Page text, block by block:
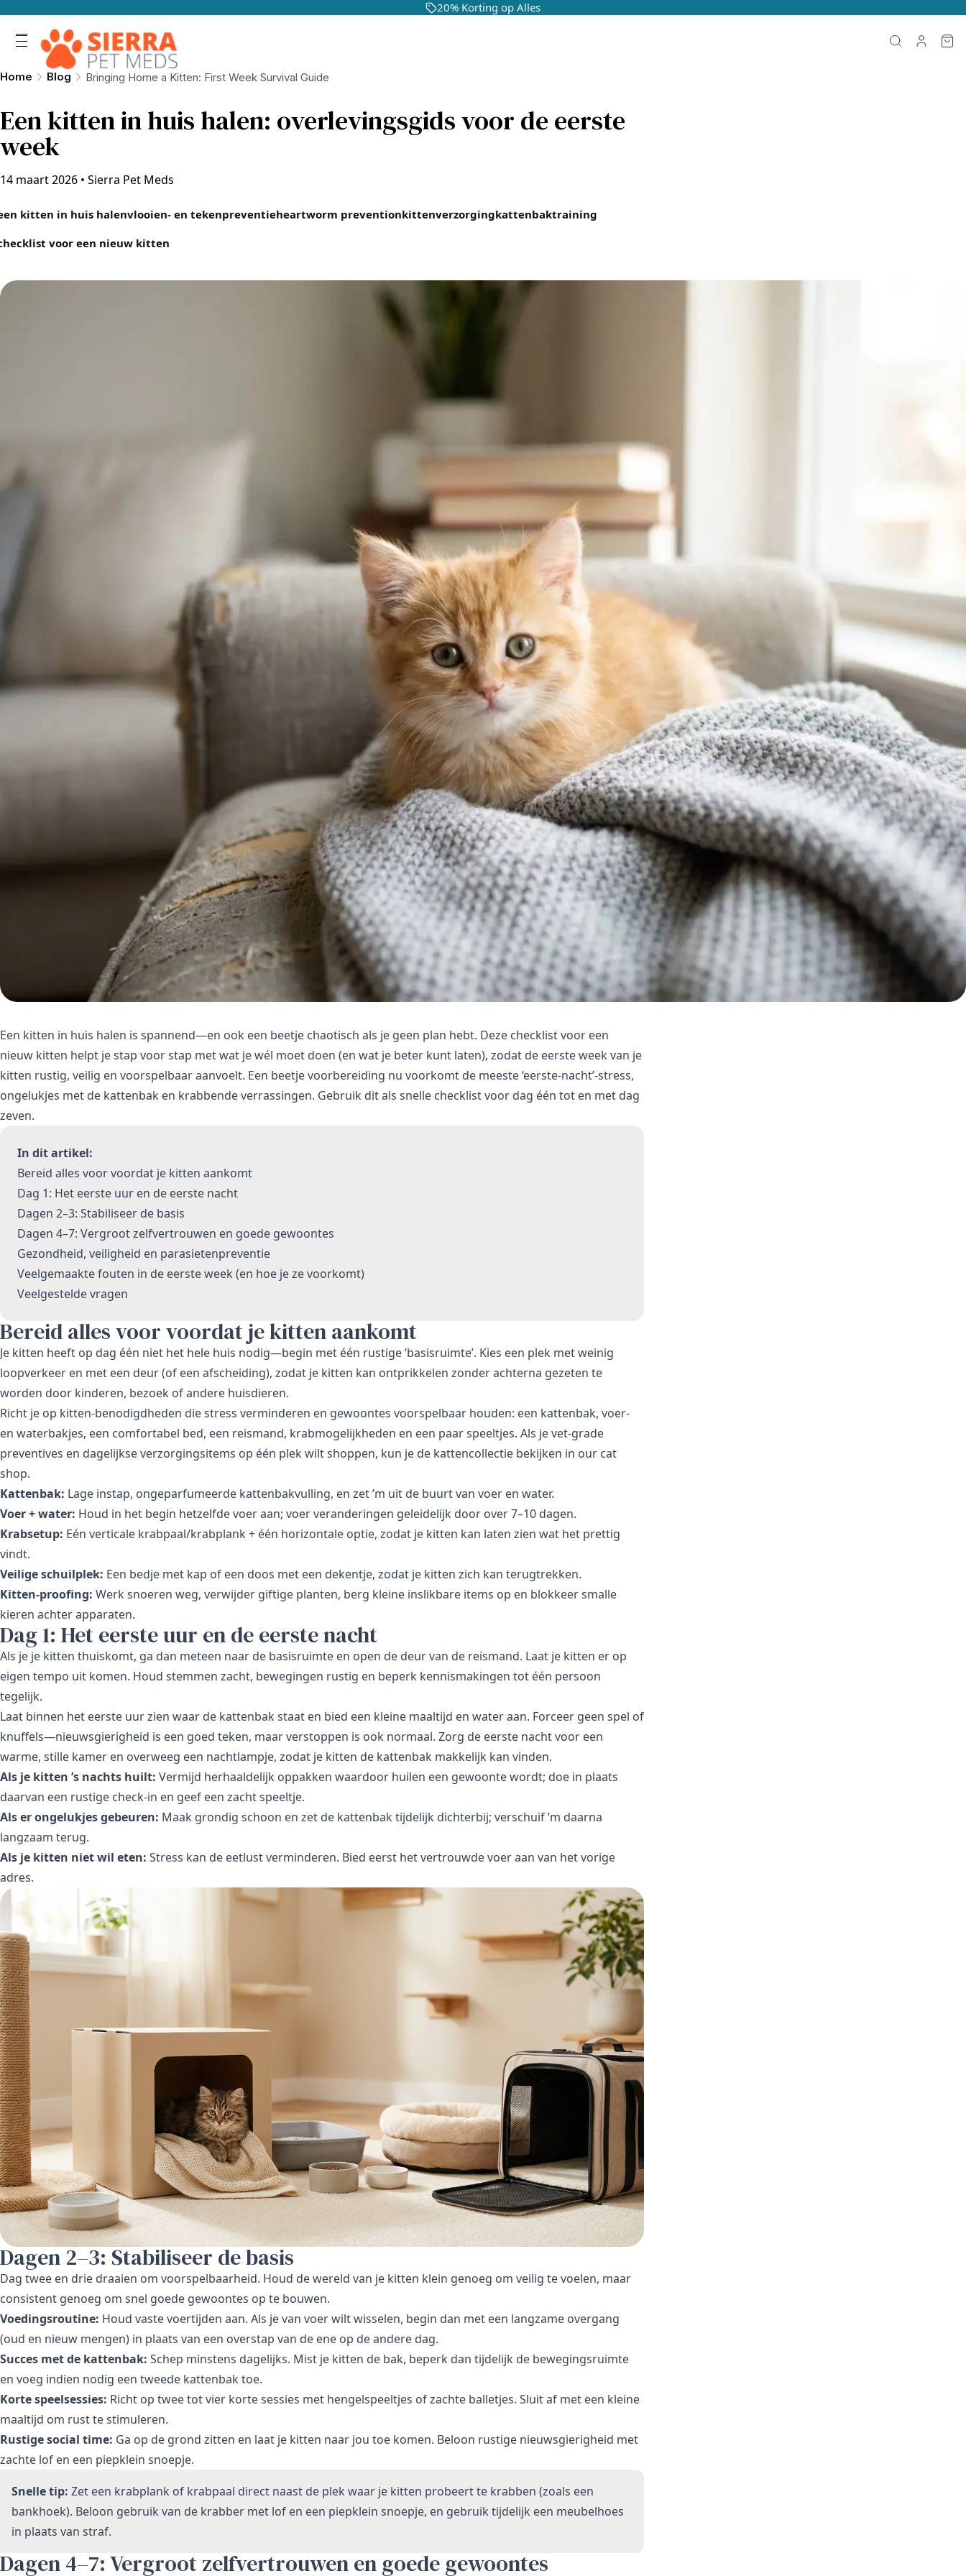
20% Korting op Alles
Home Blog Bringing Home a Kitten: First Week Survival Guide
Een kitten in huis halen: overlevingsgids voor de eerste
week
14 maart 2026 • Sierra Pet Meds
kitten in huis halenvlooien- en tekenpreventieheartworm preventionkittenverzorgingkattenbaktraining
voor een nieuw kitten
Een kitten in huis halen is spannend—en ook een beetje chaotisch als je geen plan hebt. Deze checklist voor een
nieuw kitten helpt je stap voor stap met wat je wél moet doen (en wat je beter kunt laten), zodat de eerste week van je
kitten rustig, veilig en voorspelbaar aanvoelt. Een beetje voorbereiding nu voorkomt de meeste ‘eerste-nacht’-stress,
ongelukjes met de kattenbak en krabbende verrassingen. Gebruik dit als snelle checklist voor dag één tot en met dag
zeven.
In dit artikel:
Bereid alles voor voordat je kitten aankomt
Dag 1: Het eerste uur en de eerste nacht
Dagen 2–3: Stabiliseer de basis
Dagen 4–7: Vergroot zelfvertrouwen en goede gewoontes
Gezondheid, veiligheid en parasietenpreventie
Veelgemaakte fouten in de eerste week (en hoe je ze voorkomt)
Veelgestelde vragen
Bereid alles voor voordat je kitten aankomt
Je kitten heeft op dag één niet het hele huis nodig—begin met één rustige ‘basisruimte’. Kies een plek met weinig
loopverkeer en met een deur (of een afscheiding), zodat je kitten kan ontprikkelen zonder achterna gezeten te
worden door kinderen, bezoek of andere huisdieren.
Richt je op kitten-benodigdheden die stress verminderen en gewoontes voorspelbaar houden: een kattenbak, voer-
en waterbakjes, een comfortabel bed, een reismand, krabmogelijkheden en een paar speeltjes. Als je vet-grade
preventives en dagelijkse verzorgingsitems op één plek wilt shoppen, kun je de kattencollectie bekijken in our cat
shop.
Kattenbak: Lage instap, ongeparfumeerde kattenbakvulling, en zet ’m uit de buurt van voer en water.
Voer + water: Houd in het begin hetzelfde voer aan; voer veranderingen geleidelijk door over 7–10 dagen.
Krabsetup: Eén verticale krabpaal/krabplank + één horizontale optie, zodat je kitten kan laten zien wat het prettig
vindt.
Veilige schuilplek: Een bedje met kap of een doos met een dekentje, zodat je kitten zich kan terugtrekken.
Kitten-proofing: Werk snoeren weg, verwijder giftige planten, berg kleine inslikbare items op en blokkeer smalle
kieren achter apparaten.
Dag 1: Het eerste uur en de eerste nacht
Als je je kitten thuiskomt, ga dan meteen naar de basisruimte en open de deur van de reismand. Laat je kitten er op
eigen tempo uit komen. Houd stemmen zacht, bewegingen rustig en beperk kennismakingen tot één persoon
tegelijk.
Laat binnen het eerste uur zien waar de kattenbak staat en bied een kleine maaltijd en water aan. Forceer geen spel of
knuffels—nieuwsgierigheid is een goed teken, maar verstoppen is ook normaal. Zorg de eerste nacht voor een
warme, stille kamer en overweeg een nachtlampje, zodat je kitten de kattenbak makkelijk kan vinden.
Als je kitten ’s nachts huilt: Vermijd herhaaldelijk oppakken waardoor huilen een gewoonte wordt; doe in plaats
daarvan een rustige check-in en geef een zacht speeltje.
Als er ongelukjes gebeuren: Maak grondig schoon en zet de kattenbak tijdelijk dichterbij; verschuif ’m daarna
langzaam terug.
Als je kitten niet wil eten: Stress kan de eetlust verminderen. Bied eerst het vertrouwde voer aan van het vorige
adres.
Dagen 2–3: Stabiliseer de basis
Dag twee en drie draaien om voorspelbaarheid. Houd de wereld van je kitten klein genoeg om veilig te voelen, maar
consistent genoeg om snel goede gewoontes op te bouwen.
Voedingsroutine: Houd vaste voertijden aan. Als je van voer wilt wisselen, begin dan met een langzame overgang
(oud en nieuw mengen) in plaats van een overstap van de ene op de andere dag.
Succes met de kattenbak: Schep minstens dagelijks. Mist je kitten de bak, beperk dan tijdelijk de bewegingsruimte
en voeg indien nodig een tweede kattenbak toe.
Korte speelsessies: Richt op twee tot vier korte sessies met hengelspeeltjes of zachte balletjes. Sluit af met een kleine
maaltijd om rust te stimuleren.
Rustige social time: Ga op de grond zitten en laat je kitten naar jou toe komen. Beloon rustige nieuwsgierigheid met
zachte lof en een piepklein snoepje.
Snelle tip: Zet een krabplank of krabpaal direct naast de plek waar je kitten probeert te krabben (zoals een
bankhoek). Beloon gebruik van de krabber met lof en een piepklein snoepje, en gebruik tijdelijk een meubelhoes
in plaats van straf.
Dagen 4–7: Vergroot zelfvertrouwen en goede gewoontes